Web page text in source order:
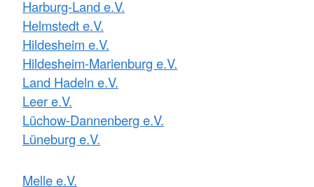
Harburg-Land e.V.
Helmstedt e.V.
Hildesheim e.V.
Hildesheim-Marienburg e.V.
Land Hadeln e.V.
Leer e.V.
Lüchow-Dannenberg e.V.
Lüneburg e.V.
Melle e.V.